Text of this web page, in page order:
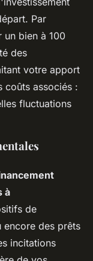
Par
bien à 100
des
votre apport
coûts associés :
fluctuations
à
de
encore des prêts
incitations